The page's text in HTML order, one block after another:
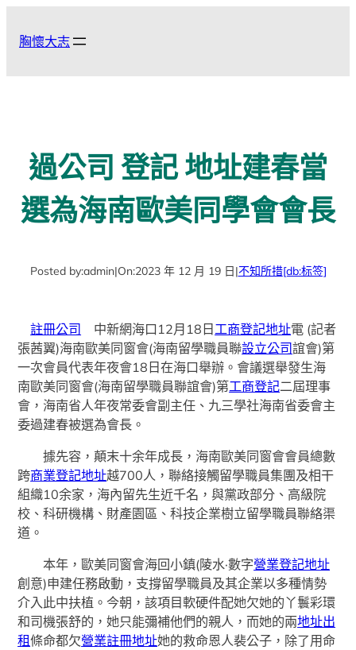
胸懷大志
過公司 登記 地址建春當
選為海南歐美同學會會長
Posted by:admin|On:2023 年 12 月 19 日|不知所措[db:标签]
註冊公司 中新網海口12月18日工商登記地址電 (記者
張茜翼)海南歐美同窗會(海南留學職員聯設立公司誼會)第
一次會員代表年夜會18日在海口舉辦。會議選舉發生海
南歐美同窗會(海南留學職員聯誼會)第工商登記二屆理事
會，海南省人年夜常委會副主任、九三學社海南省委會主
委過建春被選為會長。
據先容，顛末十余年成長，海南歐美同窗會會員總數
跨商業登記地址越700人，聯絡接觸留學職員集團及相干
組織10余家，海內留先生近千名，與黨政部分、高級院
校、科研機構、財產園區、科技企業樹立留學職員聯絡渠
道。
本年，歐美同窗會海回小鎮(陵水·數字營業登記地址
創意)申建任務啟動，支撐留學職員及其企業以多種情勢
介入此中扶植。今朝，該項目軟硬件配她欠她的丫鬟彩環
和司機張舒的，她只能彌補他們的親人，而她的兩地址出
租條命都欠營業註冊地址她的救命恩人裴公子，除了用命